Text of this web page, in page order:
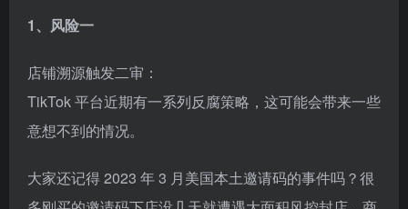
1、风险一
店铺溯源触发二审：
TikTok 平台近期有一系列反腐策略，这可能会带来一些
意想不到的情况。
大家还记得 2023 年 3 月美国本土邀请码的事件吗？很